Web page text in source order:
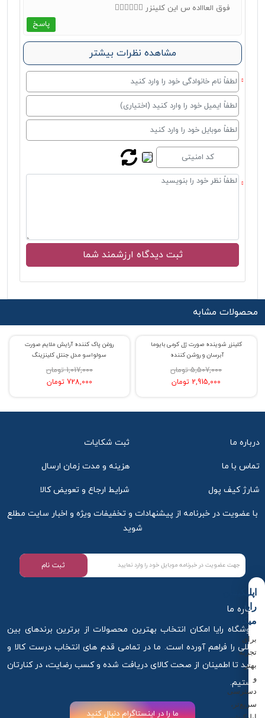
پاسخ
فوق العاااده س این کلینزر 👌🏻👌🏻👌🏻
مشاهده نظرات بیشتر
محصولات مشابه
% حراج 28
روغن پاک کننده آرایش ملایم صورت
سولواسو مدل جنتل کلینزینگ
1,017,000 تومان
728,000 تومان
% حراج 47
کلینزر شوینده صورت ژل کرمی بایوما
آبرسان و روشن کننده
5,507,000 تومان
2,915,000 تومان
درباره ما ثبت شکایات
تماس با ما هزینه و مدت زمان ارسال
شارژ کیف پول شرایط ارجاع و تعویض کالا
با عضویت در خبرنامه از پیشنهادات و تخفیفات ویژه و اخبار سایت مطلع
شوید
ثبت نام
درباره ما
فروشگاه رایا امکان انتخاب بهترین محصولات از برترین برندهای بین
المللی را فراهم آورده است. ما در تمامی قدم های انتخاب درست کالا و
خرید تا اطمینان از صحت کالای دریافت شده و کسب رضایت، در کنارتان
هستیم.
ما را در اینستاگرام دنبال کنید
اپلیکیشن
رایا
میکاپ
برای
تجربه
بهتر
و
دسترسی
سریع‌تر،